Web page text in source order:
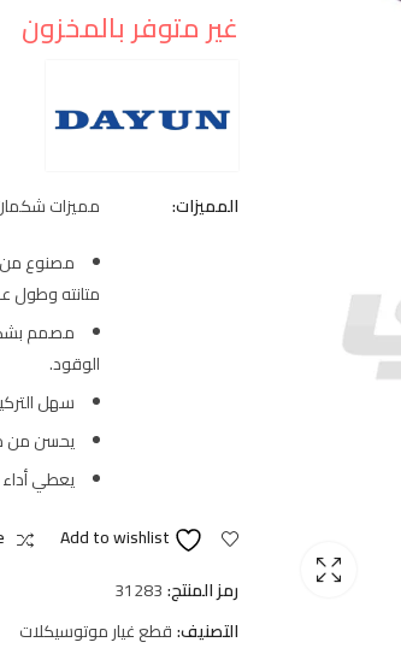
غير متوفر بالمخزون
المميزات:
مميزات
مصنوع من
متانته وطول
مصمم
الوقود.
سهل
يحسن من
يعطي
Add to wishlist
رمز المنتج:31283
التصنيف:قطع غيار موتوسيكلات